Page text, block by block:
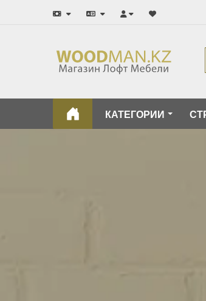
КАТЕГОРИИ